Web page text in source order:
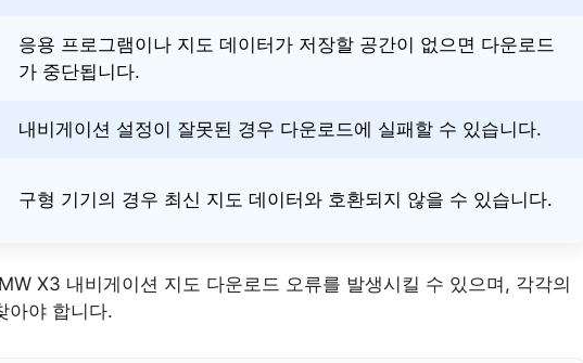
응용 프로그램이나 지도 데이터가 저장할 공간이 없으면 다운로드
가 중단됩니다.
내비게이션 설정이 잘못된 경우 다운로드에 실패할 수 있습니다.
구형 기기의 경우 최신 지도 데이터와 호환되지 않을 수 있습니다.
X3 내비게이션 지도 다운로드 오류를 발생시킬 수 있으며, 각각의
아야 합니다.